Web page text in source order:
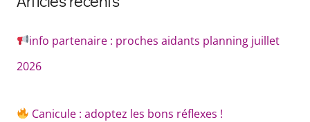
info partenaire : proches aidants planning juillet
2026
Canicule : adoptez les bons réflexes !